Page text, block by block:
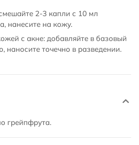
2-3 капли с 10 мл
нанесите на кожу.
с акне: добавляйте в базовый
наносите точечно в разведении.
грейпфрута.